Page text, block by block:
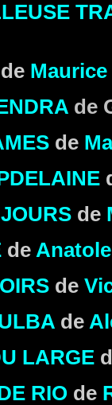
de
de
de
de
de
de
de
LARGE
RIO de